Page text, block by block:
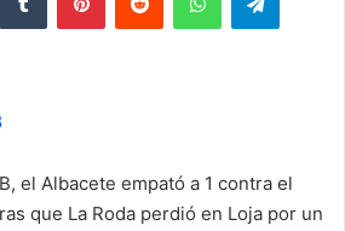
el Albacete empató a 1 contra el
que La Roda perdió en Loja por un